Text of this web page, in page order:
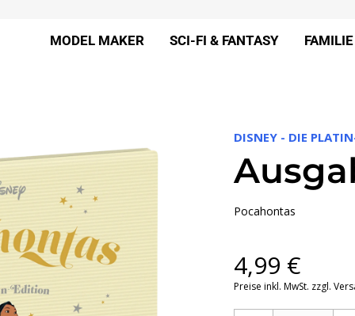
MODEL MAKER SCI-FI & FANTASY
DISNEY - DIE
Pocahontas
4,99 €
Preise inkl. MwSt. zzgl.